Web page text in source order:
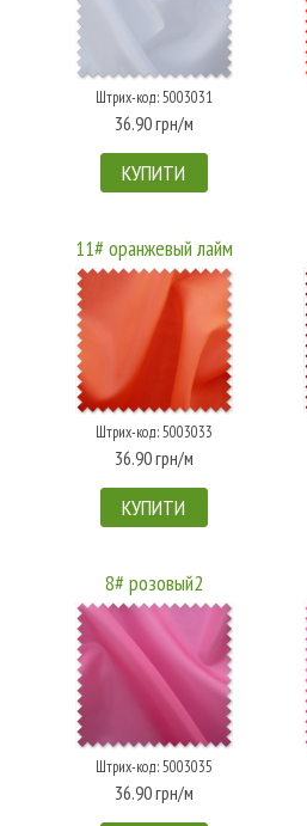
Штрих-код: 5003031
36.90 грн/м
КУПИТИ
11# оранжевый лайм
Штрих-код: 5003033
36.90 грн/м
КУПИТИ
8# розовый2
Штрих-код: 5003035
36.90 грн/м